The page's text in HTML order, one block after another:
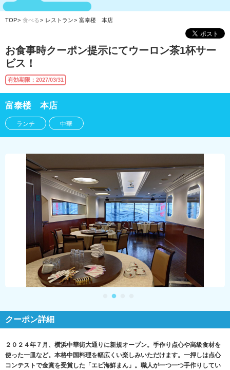
TOP 食べる レストラン 富泰楼 本店
お食事時クーポン提示にてウーロン茶1杯サー
ビス！
有効期限：2027/03/31
富泰楼 本店
ランチ 中華
クーポン詳細
２０２４年７月、横浜中華街大通りに新規オープン。手作り点心や高級食材を
使った一皿など。本格中国料理を幅広くい楽しみいただけます。一押しは点心
コンテストで金賞を受賞した「エビ海鮮まん」。職人が一つ一つ手作りしてい